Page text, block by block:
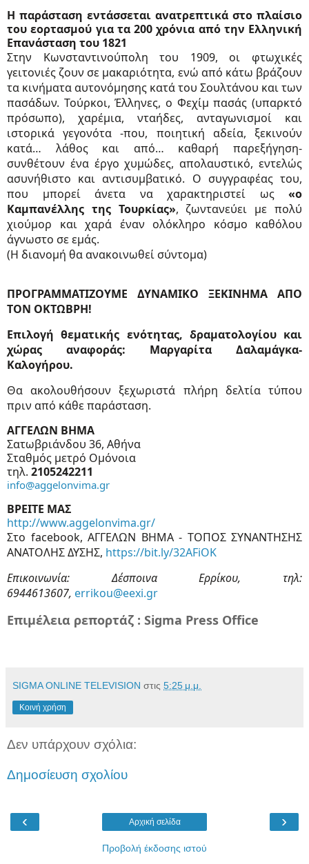
Η παράσταση εντάσσεται ανατρεπτικά στο πλαίσιο
του εορτασμού για τα 200 χρόνια από την Ελληνική
Επανάσταση του 1821
Στην Κωνσταντινούπολη του 1909, οι φτωχικές
γειτονιές ζουν σε μακαριότητα, ενώ από κάτω βράζουν
τα κινήματα αυτονόμησης κατά του Σουλτάνου και των
πασάδων. Τούρκοι, Έλληνες, ο Φεχίμ πασάς (υπαρκτό
πρόσωπο), χαρέμια, νταήδες, ανταγωνισμοί και
ιστορικά γεγονότα -που, ποιητική αδεία, ξεκινούν
κατά… λάθος και από… καθαρή παρεξήγηση-
συνθέτουν ένα έργο χυμώδες, απολαυστικό, εντελώς
ασυνήθιστο και αντισυμβατικό. Ο συγγραφέας του,
που μπορεί άνετα να χαρακτηριστεί ως «ο
Καμπανέλλης της Τουρκίας», ζωντανεύει με πολύ
χιούμορ και χαρά έναν ολόκληρο κόσμο καθόλου
άγνωστο σε εμάς.
(Η διανομή θα ανακοινωθεί σύντομα)
ΠΡΟΓΡΑΜΜΑΤΙΖΟΥΜΕ ΔΥΝΑΜΙΚΟ ΞΕΚΙΝΗΜΑ ΑΠΟ
ΤΟΝ ΟΚΤΩΒΡΗ!
Επιλογή θεματικής ενότητας, δραματολογίου και
χώρας αναφοράς: Μαργαρίτα Δαλαμάγκα-
Καλογήρου.
Θα ακολουθήσουν ξεχωριστά πλήρη δελτία τύπου
πριν από κάθε παράσταση.
ΑΓΓΕΛΩΝ ΒΗΜΑ
Σατωβριάνδου 36, Αθήνα
Σταθμός μετρό Ομόνοια
τηλ. 2105242211
info@aggelonvima.gr
ΒΡΕΙΤΕ ΜΑΣ
http://www.aggelonvima.gr/
Στο facebook, ΑΓΓΕΛΩΝ ΒΗΜΑ - ΤΟΠΟΣ ΣΥΝΑΝΤΗΣΗΣ
ΑΝΑΤΟΛΗΣ ΔΥΣΗΣ, https://bit.ly/32AFiOK
Επικοινωνία: Δέσποινα Ερρίκου, τηλ:
6944613607, errikou@eexi.gr
Επιμέλεια ρεπορτάζ : Sigma Press Office
SIGMA ONLINE TELEVISION στις 5:25 μ.μ.
Κοινή χρήση
Δεν υπάρχουν σχόλια:
Δημοσίευση σχολίου
‹ ›
Αρχική σελίδα
Προβολή έκδοσης ιστού